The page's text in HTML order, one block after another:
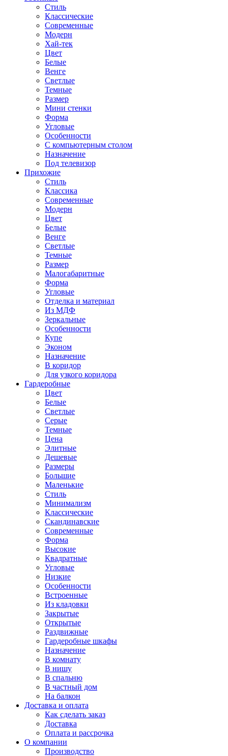
Стиль
Классические
Современные
Модерн
Хай-тек
Цвет
Белые
Венге
Светлые
Темные
Размер
Мини стенки
Форма
Угловые
Особенности
С компьютерным столом
Назначение
Под телевизор
Прихожие
Стиль
Классика
Современные
Модерн
Цвет
Белые
Венге
Светлые
Темные
Размер
Малогабаритные
Форма
Угловые
Отделка и материал
Из МДФ
Зеркальные
Особенности
Купе
Эконом
Назначение
В коридор
Для узкого коридора
Гардеробные
Цвет
Белые
Светлые
Серые
Темные
Цена
Элитные
Дешевые
Размеры
Большие
Маленькие
Стиль
Минимализм
Классические
Скандинавские
Современные
Форма
Высокие
Квадратные
Угловые
Низкие
Особенности
Встроенные
Из кладовки
Закрытые
Открытые
Раздвижные
Гардеробные шкафы
Назначение
В комнату
В нишу
В спальню
В частный дом
На балкон
Доставка и оплата
Как сделать заказ
Доставка
Оплата и рассрочка
О компании
Производство